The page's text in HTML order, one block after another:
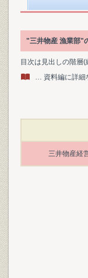
"三井物産 漁業部"
目次は見出しの階層
… 資料編に詳細
三井物産経